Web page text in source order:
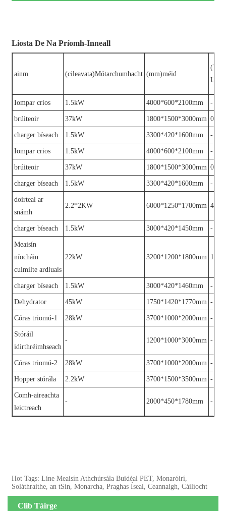
Liosta De Na Príomh-Inneall
ainm (cileavata)Mótarchumhacht (mm)méid
(T/
Uisce
Iompar crios 1.5kW 4000*600*2100mm -
brúiteoir 37kW 1800*1500*3000mm 0.6-
charger bíseach 1.5kW 3300*420*1600mm -
Iompar crios 1.5kW 4000*600*2100mm -
brúiteoir 37kW 1800*1500*3000mm 0.6-
charger bíseach 1.5kW 3300*420*1600mm -
doirteal ar
snámh
2.2*2KW 6000*1250*1700mm 4-5
charger bíseach 1.5kW 3000*420*1450mm -
Meaisín
níocháin
cuimilte ardluais
22kW 3200*1200*1800mm 1-2
charger bíseach 1.5kW 3000*420*1460mm -
Dehydrator 45kW 1750*1420*1770mm -
Córas triomú-1 28kW 3700*1000*2000mm -
Stóráil
idirthréimhseach
- 1200*1000*3000mm -
Córas triomú-2 28kW 3700*1000*2000mm -
Hopper stórála 2.2kW 3700*1500*3500mm -
Comh-aireachta
leictreach
- 2000*450*1780mm -
Hot Tags: Líne Meaisín Athchúrsála Buidéal PET, Monaróirí,
Soláthraithe, an tSín, Monarcha, Praghas Íseal, Ceannaigh, Cáilíocht
Clib Táirge